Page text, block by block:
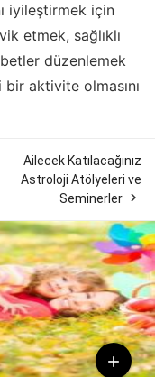
iyileştirmek için
etmek, sağlıklı
düzenlemek
aktivite olmasını
Ailecek Katılacağınız
Astroloji Atölyeleri ve
Seminerler 
